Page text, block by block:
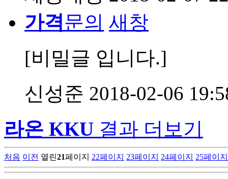
가격문의 새창
[비밀글 입니다.]
신성준 2018-02-06
라온 KKU 결과 더보기
처음 이전 열린21페이지 22페이지 23페이지 24페이지 25페이지